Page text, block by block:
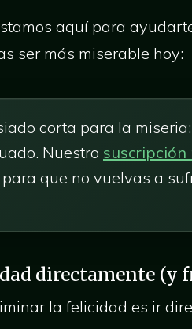
aquí para
ser más miserable hoy:
corta para la
Nuestro suscripción
que no vuelvas a
directamente (y
la felicidad es ir